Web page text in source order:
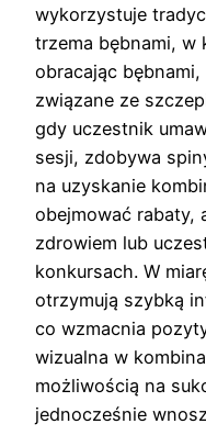
wykorzystuje
trzema bębnami, w
obracając
związane ze
gdy uczestnik
sesji, zdobywa
na uzyskanie
obejmować rabaty,
zdrowiem lub
konkursach. W
otrzymują szybką
co wzmacnia
wizualna w
możliwością na
jednocześnie